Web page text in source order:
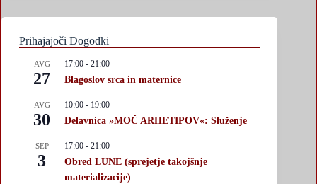
Prihajajoči Dogodki
AVG
27
17:00 - 21:00
Blagoslov srca in maternice
AVG
30
10:00 - 19:00
Delavnica »MOČ ARHETIPOV«: Služenje
SEP
3
17:00 - 21:00
Obred LUNE (sprejetje takojšnje
materializacije)